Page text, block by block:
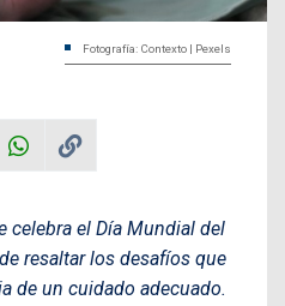
Fotografía: Contexto | Pexels
celebra el Día Mundial del
resaltar los desafíos que
de un cuidado adecuado.